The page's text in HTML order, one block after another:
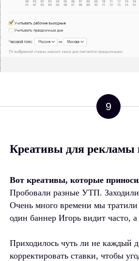
9
Креативы для
Вот креативы, которые
Пробовали разные УТП.
Очень много времени мы тратили
один баннер Игорь видит часто, а
Приходилось чуть ли не каждый
корректировать ставки, чтобы